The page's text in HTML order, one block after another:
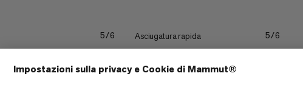
5/6 Asciugatura rapida 5/6